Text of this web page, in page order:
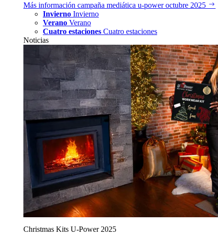
Más información campaña mediática u‑power octubre 2025
Invierno Invierno
Verano Verano
Cuatro estaciones Cuatro estaciones
Noticias
Christmas Kits U‑Power 2025